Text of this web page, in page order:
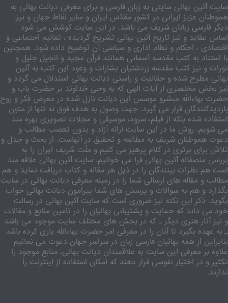
سایت آئین بهائی سایتی به زبان فارسی و برای معرفی دیانت بهائی به
هموطنان عزیز ایرانی در کشور مقدّس ایران و سایر نقاط جهان و نیز
دیگر فارسی زبانان شریف می باشد. در این سایت کوشش می شود
اساس عقاید و نیز تاریخ آئین بهائی تشریح گردیده ، تعالیم اجتماعی و
اقتصادی ، احکام و نظام اداری و سیاسی آن توضیح داده شود. همچنین
با استناد به کتب مقدسه آسمانی همانند قرآن مجید و انجیل جلیل و
تورات و نیز کتب مقدسه زردشتیان بشارات و وعود این کتب به آئین
بهائی مطرح شده و حقانیّت و راستی دیانت بهائی استدلال می گردد و
نیز بخش مختصری از آیات الهی که به وحی خداوند بر حضرت باب و
حضرت بهاءالله مبشرو موسس این دیانت نازل شده در معرض فکر و روح
بازدیدکنندگان قرار می گیرد. جهت وصول به هدف فوق نه تنها از متون
استفاده شده بلکه از فیلم، سرود، موسیقی و مجلات تصویری بهره مند
می شویم. روش ما در این سایت ارائه آزاد و بدون تعصب مطالب و
دعوت هموطنان شریف به مطالعه و تحقیق در آنهاست. از بحث و جدل و
تلاش برای برتری در کلام پرهیز می کنیم و ملّت شریف ایران را به
بررسی منصفانه آئین بهائی فرا می خوانیم. سایت آئین بهائی علاقه مند
است هم نظرات بینندگان را در ذیل هر مقاله و کتاب دریافت نماید و هم
مطالب و مقاله های ارسالی شما را در زمینه معرفی دیانت بهائی در سایت
بگذارد و هم به سوالات و پرسش های شما پیرامون دیانت بهائی جواب
بگوید. ذکر این نکته نیز ضروری است که سایت آئین بهائی در رسالت
خود می داند که حمایت و پشتیبانی بهائیان را در تامین منابع و مقالات
و نیز آثار هنری دیگر ـ که در بخش های مختلف سایت موجود می باشد
ـ به عهده بگیرد تا آنان را در معرفی امر حضرت بهاءالله یاری کرده باشد
بنابراین از همه بهائیان فارسی زبان در سراسر جهان دعوت می نمائیم
علاوه بر معرفی این سایت به علاقمندان دیانت بهائی، منابع موجود را
تکثیر و در اختیار نفوسی قرار دهند که امکان استفاده از اینترنت را
ندارند.